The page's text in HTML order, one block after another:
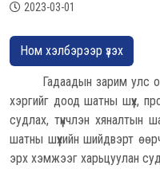
2023-03-01
Ном хэлбэрээр үзэх
Гадаадын зарим улс
хэргийг доод шатны шүүх,
судлах, түүнчлэн
шатны шүүхийн шийдвэрт
эрх хэмжээг харьцуулан